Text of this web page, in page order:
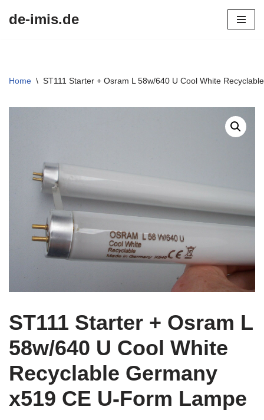
de-imis.de
Home \ ST111 Starter + Osram L 58w/640 U Cool White
ST111 Starter + Osram L
58w/640 U Cool White
Recyclable Germany
x519 CE U-Form Lampe